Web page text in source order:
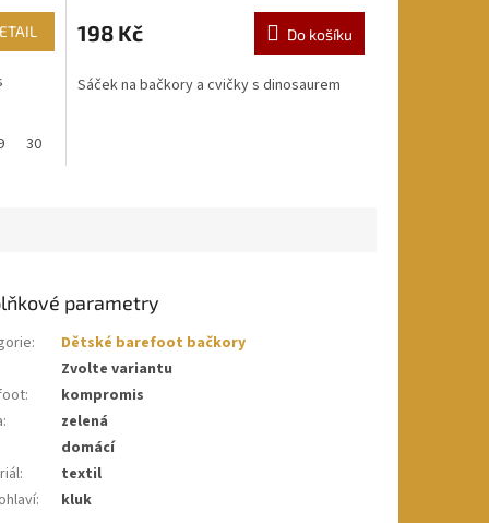
30
198 Kč Do košíku
Sáček na bačkory a cvičky s dinosaurem
parametry
:
Dětské barefoot bačkory
Zvolte variantu
:
kompromis
:
zelená
domácí
:
textil
: kluk